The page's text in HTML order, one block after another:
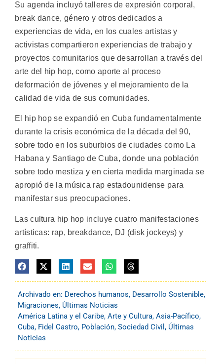
Su agenda incluyó talleres de expresión corporal,
break dance, género y otros dedicados a
experiencias de vida, en los cuales artistas y
activistas compartieron experiencias de trabajo y
proyectos comunitarios que desarrollan a través del
arte del hip hop, como aporte al proceso
deformación de jóvenes y el mejoramiento de la
calidad de vida de sus comunidades.
El hip hop se expandió en Cuba fundamentalmente
durante la crisis económica de la década del 90,
sobre todo en los suburbios de ciudades como La
Habana y Santiago de Cuba, donde una población
sobre todo mestiza y en cierta medida marginada se
apropió de la música rap estadounidense para
manifestar sus preocupaciones.
Las cultura hip hop incluye cuatro manifestaciones
artísticas: rap, breakdance, DJ (disk jockeys) y
graffiti.
Archivado en: Derechos humanos, Desarrollo Sostenible,
Migraciones, Últimas Noticias
América Latina y el Caribe, Arte y Cultura, Asia-Pacífico,
Cuba, Fidel Castro, Población, Sociedad Civil , Últimas
Noticias